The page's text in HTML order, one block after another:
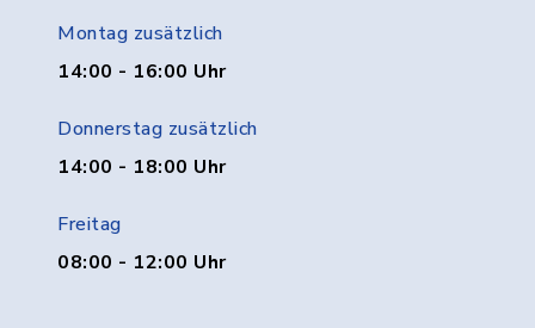
Montag zusätzlich
14:00 - 16:00 Uhr
Donnerstag zusätzlich
14:00 - 18:00 Uhr
Freitag
08:00 - 12:00 Uhr